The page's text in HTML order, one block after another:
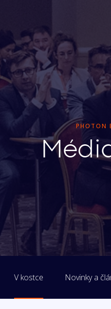
PHOTON
V kostce Novinky a